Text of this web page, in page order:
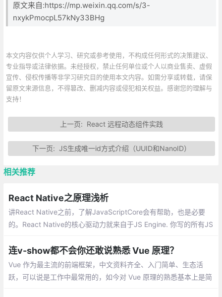
原文来自:https://mp.weixin.qq.com/s/3-
nxykPmocpL57kNy33BHg
本文内容仅供个人学习、研究或参考使用，不构成任何形式的决策建议、
专业指导或法律依据。未经授权，禁止任何单位或个人以商业售卖、虚假
宣传、侵权传播等非学习研究目的使用本文内容。如需分享或转载，请保
留原文来源信息，不得篡改、删减内容或侵犯相关权益。感谢您的理解与
支持！
上一页: React 远程动态组件实践
下一页: JS生成唯一id方式介绍（UUID和NanoID）
相关推荐
React Native之原理浅析
讲React Native之前，了解JavaScriptCore会有帮助，也是必要
的。React Native的核心驱动力就来自于JS Engine. 你写的所有JS
无法享受ReactJS给原生应用开发带来的便利的
连v-show都不会你还敢说熟悉 Vue 原理？
Vue 作为最主流的前端框架，中文资料齐全、入门简单、生态活
跃，可以说是工作中最常用的，如今对 Vue 原理的熟悉基本上是简